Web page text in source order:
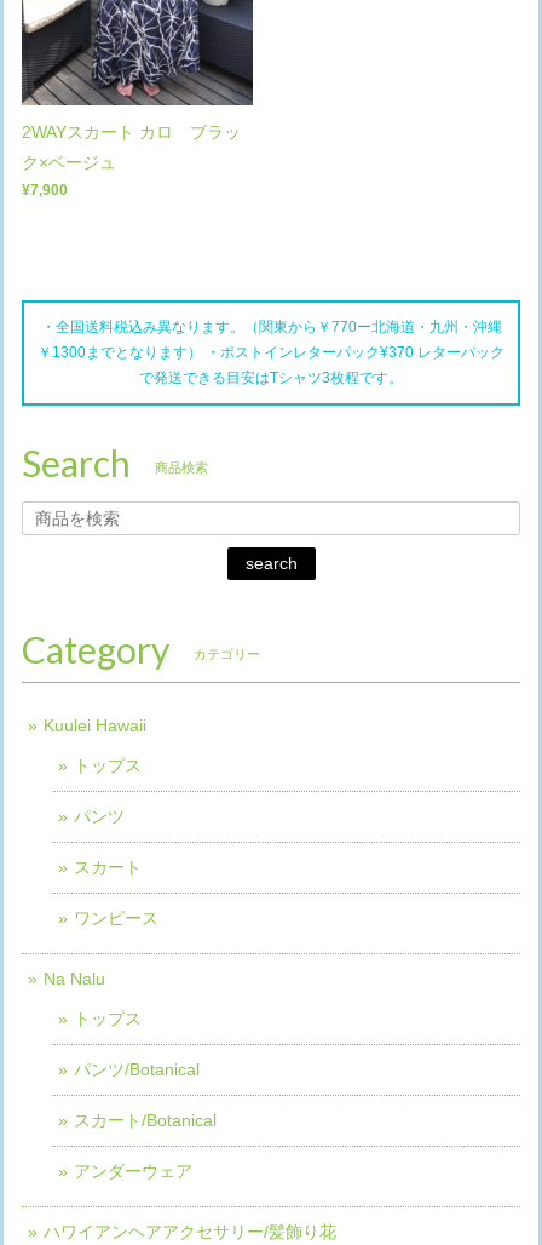
2WAYスカート カロ ブラッ
ク×ベージュ
¥7,900
・全国送料税込み異なります。（関東から￥770ー北海道・九州・沖縄
￥1300までとなります） ・ポストインレターパック¥370 レターパック
で発送できる目安はTシャツ3枚程です。
Search 商品検索
search
Category カテゴリー
Kuulei Hawaii
トップス
パンツ
スカート
ワンピース
Na Nalu
トップス
パンツ/Botanical
スカート/Botanical
アンダーウェア
ハワイアンヘアアクセサリー/髪飾り花